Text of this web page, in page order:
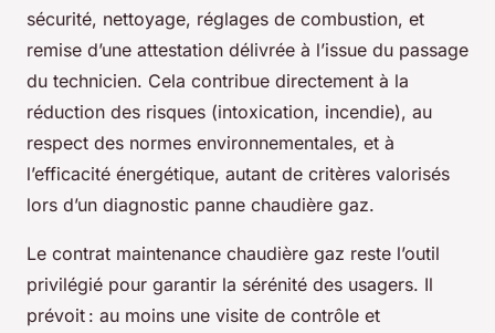
sécurité, nettoyage, réglages de combustion, et
remise d’une attestation délivrée à l’issue du passage
du technicien. Cela contribue directement à la
réduction des risques (intoxication, incendie), au
respect des normes environnementales, et à
l’efficacité énergétique, autant de critères valorisés
lors d’un diagnostic panne chaudière gaz.
Le contrat maintenance chaudière gaz reste l’outil
privilégié pour garantir la sérénité des usagers. Il
prévoit : au moins une visite de contrôle et